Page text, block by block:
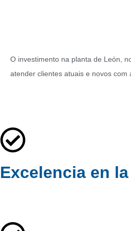
O investimento na planta de León,
atender clientes atuais e novos com
Excelencia en